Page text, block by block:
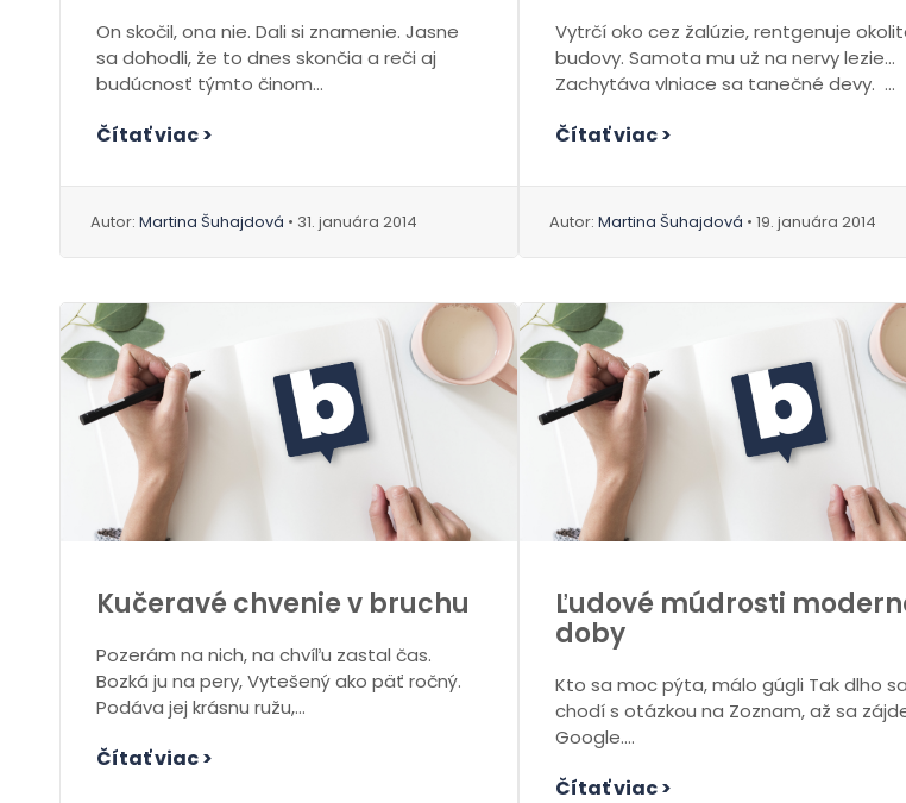
On skočil, ona nie. Dali si znamenie. Jasne
sa dohodli, že to dnes skončia a reči aj
budúcnosť týmto činom...
Čítať viac >
Autor: Martina Šuhajdová • 31. januára 2014
Vytrčí oko cez žalúzie, rentgenuje
budovy. Samota mu už na nervy lezie…
Zachytáva vlniace sa tanečné devy. ...
Čítať viac >
Autor: Martina Šuhajdová • 19. januára 2014
Kučeravé chvenie v bruchu
Pozerám na nich, na chvíľu zastal čas.
Bozká ju na pery, Vytešený ako päť ročný.
Podáva jej krásnu ružu,...
Čítať viac >
Ľudové múdrosti
doby
Kto sa moc pýta, málo gúgli Tak dlho sa
chodí s otázkou na Zoznam, až sa
Google....
Čítať viac >